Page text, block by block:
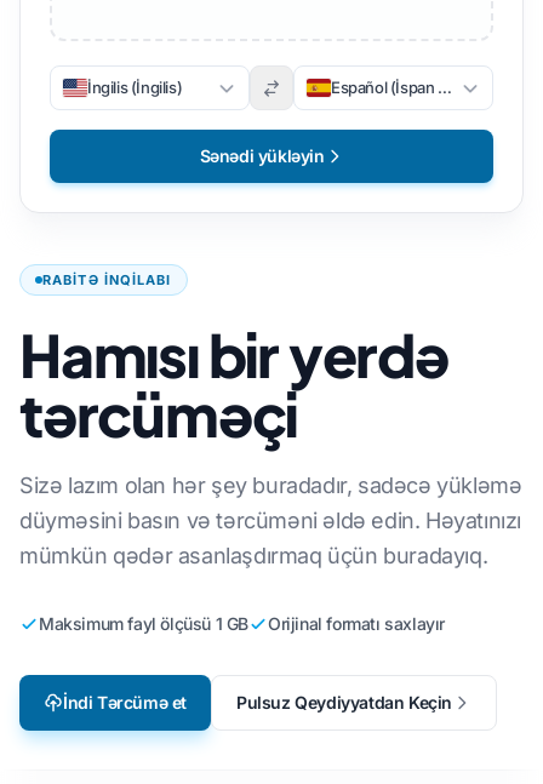
RABITƏ INQILABI
Hamısı bir yerdə
tərcüməçi
Sizə lazım olan hər şey buradadır, sadəcə yükləmə
düyməsini basın və tərcüməni əldə edin. Həyatınızı
mümkün qədər asanlaşdırmaq üçün buradayıq.
Maksimum fayl ölçüsü 1 GB Orijinal formatı saxlayır
İndi Tərcümə et Pulsuz Qeydiyyatdan Keçin
İngilis (İngilis) Español (İspan dili)
Sənədi yükləyin